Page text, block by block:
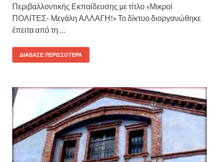
Περιβαλλοντικής Εκπαίδευσης με τίτλο «Μικροί
ΠΟΛΙΤΕΣ- Μεγάλη ΑΛΛΑΓΗ!» Το δίκτυο διοργανώθηκε
έπειτα από τη …
ΔΙΆΒΑΣΕ ΠΕΡΙΣΣΌΤΕΡΑ